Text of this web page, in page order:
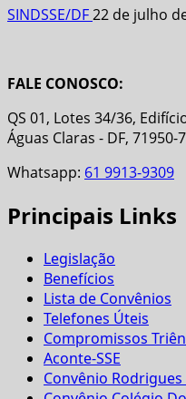
SINDSSE/DF22 de julho
FALE CONOSCO:
QS 01, Lotes 34/36,
Águas Claras - DF, 71950-
Whatsapp: 61 9913-9309
Principais Links
Legislação
Benefícios
Lista de Convênios
Telefones Úteis
Compromissos
Aconte-SSE
Convênio